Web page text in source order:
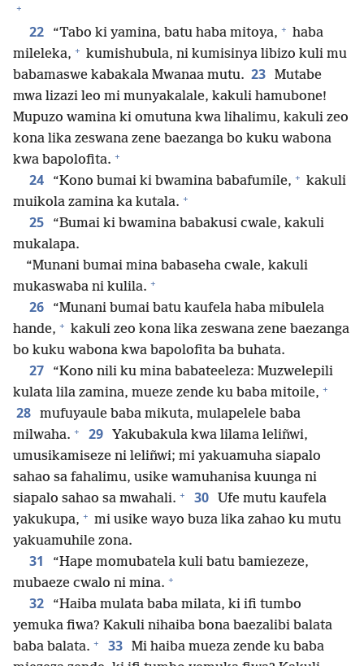
+
22 “Tabo ki yamina, batu haba mitoya, + haba
mileleka, + kumishubula, ni kumisinya libizo kuli mu
babamaswe kabakala Mwanaa mutu. 23 Mutabe
mwa lizazi leo mi munyakalale, kakuli hamubone!
Mupuzo wamina ki omutuna kwa lihalimu, kakuli zeo
kona lika zeswana zene baezanga bo kuku wabona
kwa bapolofita. +
24 “Kono bumai ki bwamina babafumile, + kakuli
muikola zamina ka kutala. +
25
“Bumai ki bwamina babakusi cwale, kakuli
mukalapa.
“Munani bumai mina babaseha cwale, kakuli
mukaswaba ni kulila. +
26
“Munani bumai batu kaufela haba mibulela
hande, + kakuli zeo kona lika zeswana zene baezanga
bo kuku wabona kwa bapolofita ba buhata.
27
“Kono nili ku mina babateeleza: Muzwelepili
kulata lila zamina, mueze zende ku baba mitoile, +
28 mufuyaule baba mikuta, mulapelele baba
milwaha. + 29
Yakubakula kwa lilama leliñwi,
umusikamiseze ni leliñwi; mi yakuamuha siapalo
sahao sa fahalimu, usike wamuhanisa kuunga ni
siapalo sahao sa mwahali. + 30
Ufe mutu kaufela
yakukupa, + mi usike wayo buza lika zahao ku mutu
yakuamuhile zona.
31
“Hape momubatela kuli batu bamiezeze,
mubaeze cwalo ni mina. +
32
“Haiba mulata baba milata, ki ifi tumbo
yemuka fiwa? Kakuli nihaiba bona baezalibi balata
baba balata. + 33 Mi haiba mueza zende ku baba